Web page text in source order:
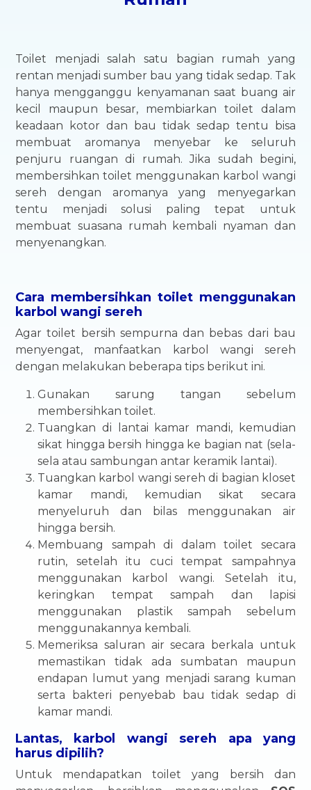
Toilet menjadi salah satu bagian rumah yang
rentan menjadi sumber bau yang tidak sedap. Tak
hanya mengganggu kenyamanan saat buang air
kecil maupun besar, membiarkan toilet dalam
keadaan kotor dan bau tidak sedap tentu bisa
membuat aromanya menyebar ke seluruh
penjuru ruangan di rumah. Jika sudah begini,
membersihkan toilet menggunakan karbol wangi
sereh dengan aromanya yang menyegarkan
tentu menjadi solusi paling tepat untuk
membuat suasana rumah kembali nyaman dan
menyenangkan.
Cara membersihkan toilet menggunakan
karbol wangi sereh
Agar toilet bersih sempurna dan bebas dari bau
menyengat, manfaatkan karbol wangi sereh
dengan melakukan beberapa tips berikut ini.
Gunakan sarung tangan sebelum
membersihkan toilet.
Tuangkan di lantai kamar mandi, kemudian
sikat hingga bersih hingga ke bagian nat (sela-
sela atau sambungan antar keramik lantai).
Tuangkan karbol wangi sereh di bagian kloset
kamar mandi, kemudian sikat secara
menyeluruh dan bilas menggunakan air
hingga bersih.
Membuang sampah di dalam toilet secara
rutin, setelah itu cuci tempat sampahnya
menggunakan karbol wangi. Setelah itu,
keringkan tempat sampah dan lapisi
menggunakan plastik sampah sebelum
menggunakannya kembali.
Memeriksa saluran air secara berkala untuk
memastikan tidak ada sumbatan maupun
endapan lumut yang menjadi sarang kuman
serta bakteri penyebab bau tidak sedap di
kamar mandi.
Lantas, karbol wangi sereh apa yang
harus dipilih?
Untuk mendapatkan toilet yang bersih dan